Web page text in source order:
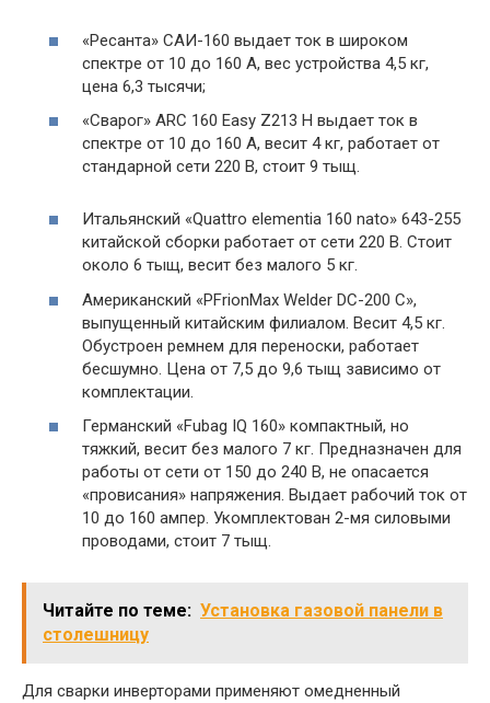
«Ресанта» САИ-160 выдает ток в широком
спектре от 10 до 160 А, вес устройства 4,5 кг,
цена 6,3 тысячи;
«Сварог» ARC 160 Easy Z213 H выдает ток в
спектре от 10 до 160 А, весит 4 кг, работает от
стандарной сети 220 В, стоит 9 тыщ.
Итальянский «Quattro elementia 160 nato» 643-255
китайской сборки работает от сети 220 В. Стоит
около 6 тыщ, весит без малого 5 кг.
Американский «PFrionMax Welder DC-200 C»,
выпущенный китайским филиалом. Весит 4,5 кг.
Обустроен ремнем для переноски, работает
бесшумно. Цена от 7,5 до 9,6 тыщ зависимо от
комплектации.
Германский «Fubag IQ 160» компактный, но
тяжкий, весит без малого 7 кг. Предназначен для
работы от сети от 150 до 240 В, не опасается
«провисания» напряжения. Выдает рабочий ток от
10 до 160 ампер. Укомплектован 2-мя силовыми
проводами, стоит 7 тыщ.
Читайте по теме: Установка газовой панели в
столешницу
Для сварки инверторами применяют омедненный